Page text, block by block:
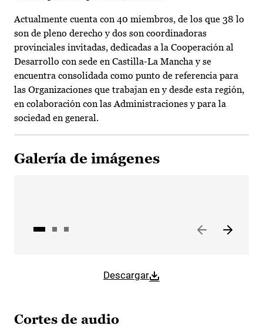
Actualmente cuenta con 40 miembros, de los que 38 lo
son de pleno derecho y dos son coordinadoras
provinciales invitadas, dedicadas a la Cooperación al
Desarrollo con sede en Castilla-La Mancha y se
encuentra consolidada como punto de referencia para
las Organizaciones que trabajan en y desde esta región,
en colaboración con las Administraciones y para la
sociedad en general.
Galería de imágenes
Descargar
Cortes de audio